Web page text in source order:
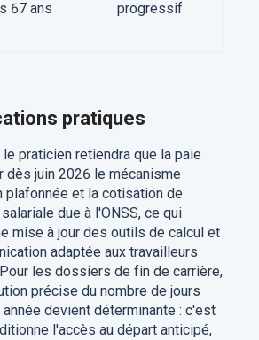
67 ans
progressif
pratiques
le praticien retiendra que la paie
dès juin 2026 le mécanisme
plafonnée et la cotisation de
due à l'ONSS, ce qui
mise à jour des outils de calcul et
adaptée aux travailleurs
les dossiers de fin de carrière,
précise du nombre de jours
devient déterminante : c'est
l'accès au départ anticipé,